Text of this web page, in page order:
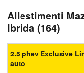
Allestimenti
Ibrida (164)
2.5 phev Exclusive
auto